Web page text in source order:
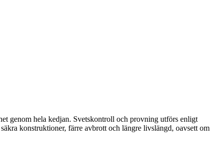
genom hela kedjan. Svetskontroll och provning utförs enligt
konstruktioner, färre avbrott och längre livslängd, oavsett om